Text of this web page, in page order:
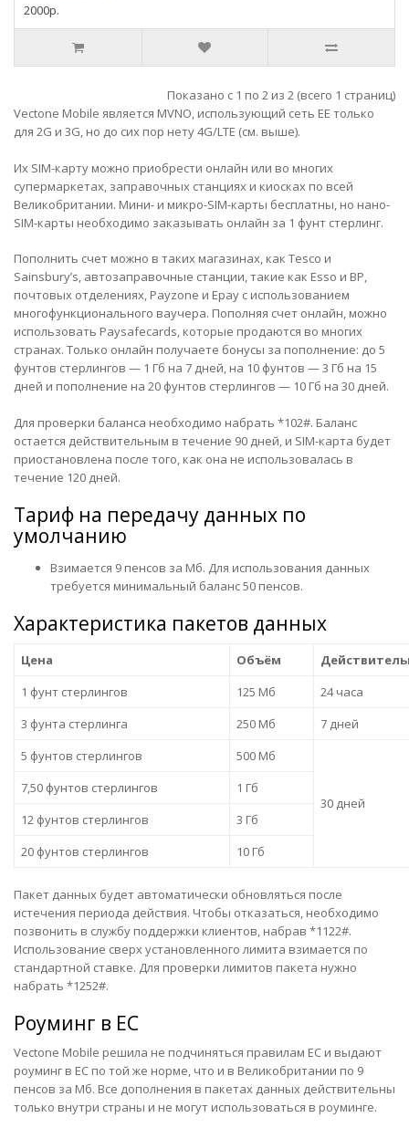
2000р.
Показано с 1 по 2 из 2 (всего 1 страниц)
Vectone Mobile является MVNO, использующий сеть EE только
для 2G и 3G, но до сих пор нету 4G/LTE (см. выше).
Их SIM-карту можно приобрести онлайн или во многих
супермаркетах, заправочных станциях и киосках по всей
Великобритании. Мини- и микро-SIM-карты бесплатны, но нано-
SIM-карты необходимо заказывать онлайн за 1 фунт стерлинг.
Пополнить счет можно в таких магазинах, как Tesco и
Sainsbury’s, автозаправочные станции, такие как Esso и BP,
почтовых отделениях, Payzone и Epay с использованием
многофункционального ваучера. Пополняя счет онлайн, можно
использовать Paysafecards, которые продаются во многих
странах. Только онлайн получаете бонусы за пополнение: до 5
фунтов стерлингов — 1 Гб на 7 дней, на 10 фунтов — 3 Гб на 15
дней и пополнение на 20 фунтов стерлингов — 10 Гб на 30 дней.
Для проверки баланса необходимо набрать *102#. Баланс
остается действительным в течение 90 дней, и SIM-карта будет
приостановлена ​​после того, как она не использовалась в
течение 120 дней.
Тариф на передачу данных по
умолчанию
Взимается 9 пенсов за Mб. Для использования данных
требуется минимальный баланс 50 пенсов.
Характеристика пакетов данных
Цена Объём
1 фунт стерлингов
125 Мб
24 часа
3 фунта стерлинга
250 Мб
7 дней
5 фунтов стерлингов
500 Мб
30 дней
7,50 фунтов стерлингов
1 Гб
12 фунтов стерлингов
3 Гб
20 фунтов стерлингов
10 Гб
Пакет данных будет автоматически обновляться после
истечения периода действия. Чтобы отказаться, необходимо
позвонить в службу поддержки клиентов, набрав *1122#.
Использование сверх установленного лимита взимается по
стандартной ставке. Для проверки лимитов пакета нужно
набрать *1252#.
Роуминг в ЕС
Vectone Mobile решила не подчиняться правилам ЕС и выдают
роуминг в ЕС по той же норме, что и в Великобритании по 9
пенсов за Mб. Все дополнения в пакетах данных действительны
только внутри страны и не могут использоваться в роуминге.